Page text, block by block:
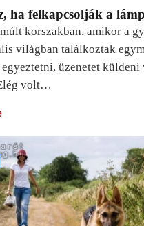
ha felkapcsolják a
korszakban, amikor a
világban találkoztak
üzenetet küldeni
volt…